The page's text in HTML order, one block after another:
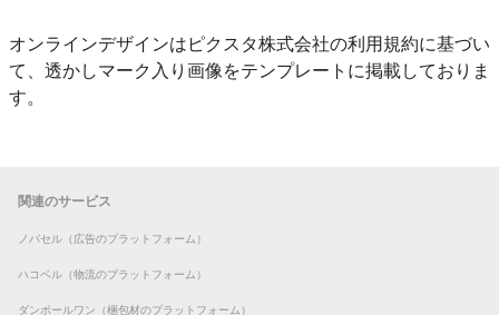
オンラインデザインはピクスタ株式会社の利用規約に基づい
て、透かしマーク入り画像をテンプレートに掲載しておりま
す。
関連のサービス
ノバセル（広告のプラットフォーム）
ハコベル（物流のプラットフォーム）
ダンボールワン（梱包材のプラットフォーム）